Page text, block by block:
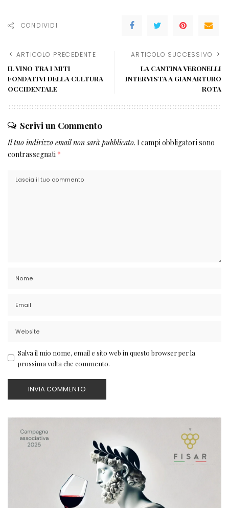
CONDIVIDI
ARTICOLO PRECEDENTE
IL VINO TRA I MITI
FONDATIVI DELLA CULTURA
OCCIDENTALE
ARTICOLO SUCCESSIVO
LA CANTINA VERONELLI
INTERVISTA A GIAN ARTURO
ROTA
Scrivi un Commento
Il tuo indirizzo email non sarà pubblicato. I campi obbligatori sono
contrassegnati *
Salva il mio nome, email e sito web in questo browser per la
prossima volta che commento.